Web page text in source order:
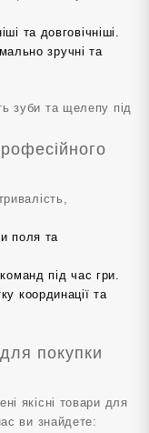
та довговічніші.
зручні та
зуби та щелепу під
поля та
під час гри.
координації та
покупки
якісні товари для
ви знайдете: